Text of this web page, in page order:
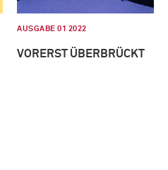
AUSGABE 01 2022
VORERST ÜBERBRÜCKT